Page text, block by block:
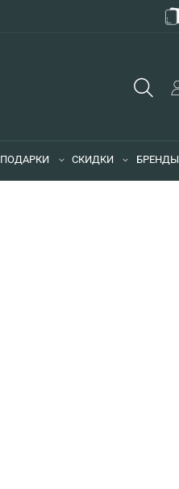
ПОДАРКИ СКИДКИ БРЕНДЫ